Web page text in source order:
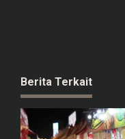
Berita Terkait